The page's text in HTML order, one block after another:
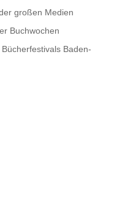
großen Medien
Buchwochen
Baden-